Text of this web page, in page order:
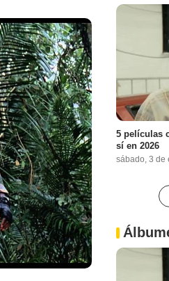
5 películas
sí en 2026
sábado, 3 de